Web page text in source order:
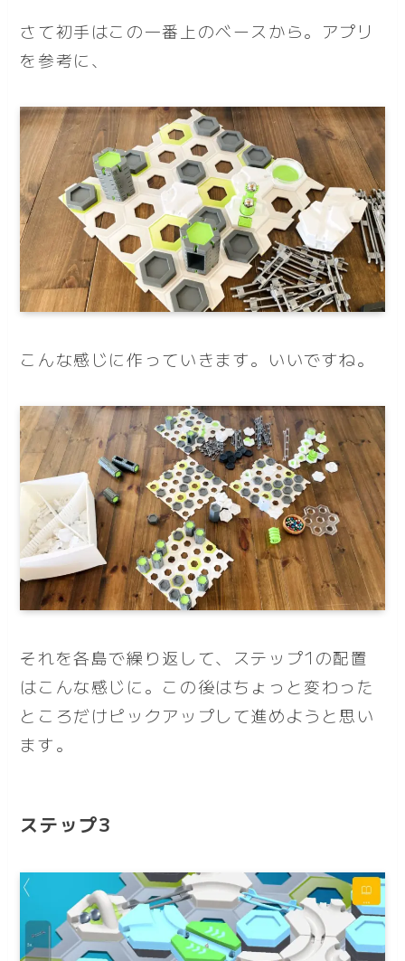
さて初手はこの一番上のベースから。アプリ
を参考に、
こんな感じに作っていきます。いいですね。
それを各島で繰り返して、ステップ1の配置
はこんな感じに。この後はちょっと変わった
ところだけピックアップして進めようと思い
ます。
ステップ3